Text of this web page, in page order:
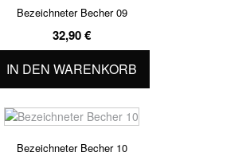
Bezeichneter Becher 09
32,90€
IN DEN WARENKORB
Bezeichneter Becher 10